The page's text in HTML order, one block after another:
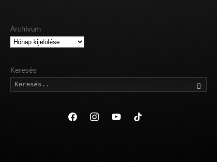
Archívum
Archívum
Keresés
facebook instagram youtube tiktok